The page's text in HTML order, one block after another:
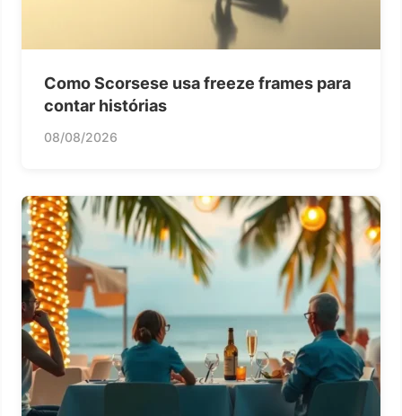
Como Scorsese usa freeze frames para
contar histórias
08/08/2026